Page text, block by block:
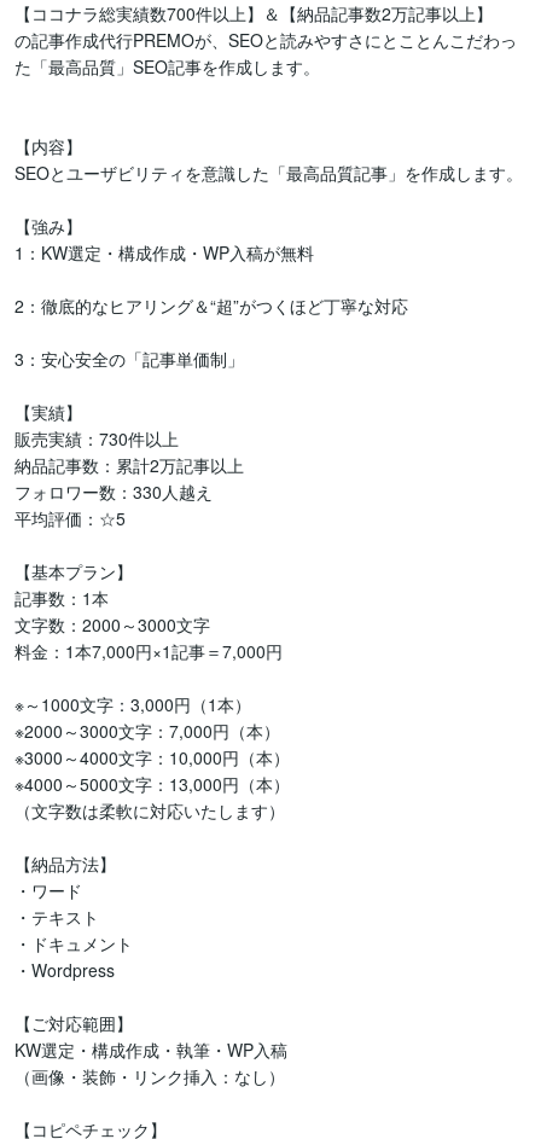
【ココナラ総実績数700件以上】＆【納品記事数2万記事以上】
の記事作成代行PREMOが、SEOと読みやすさにとことんこだわっ
た「最高品質」SEO記事を作成します。
【内容】
SEOとユーザビリティを意識した「最高品質記事」を作成します。
【強み】
1：KW選定・構成作成・WP入稿が無料
2：徹底的なヒアリング＆“超”がつくほど丁寧な対応
3：安心安全の「記事単価制」
【実績】
販売実績：730件以上
納品記事数：累計2万記事以上
フォロワー数：330人越え
平均評価：☆5
【基本プラン】
記事数：1本
文字数：2000～3000文字
料金：1本7,000円×1記事＝7,000円
※～1000文字：3,000円（1本）
※2000～3000文字：7,000円（本）
※3000～4000文字：10,000円（本）
※4000～5000文字：13,000円（本）
（文字数は柔軟に対応いたします）
【納品方法】
・ワード
・テキスト
・ドキュメント
・Wordpress
【ご対応範囲】
KW選定・構成作成・執筆・WP入稿
（画像・装飾・リンク挿入：なし）
【コピペチェック】